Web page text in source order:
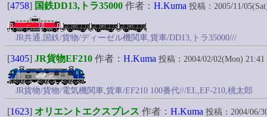
[4758] 国鉄DD13,トラ35000 作者： H.Kuma 投稿：2005/11/
JR共通,国鉄/貨物/ディーゼル機関車,貨車/DD13,トラ35000///
[3405] JR貨物EF210 作者： H.Kuma 投稿：2004/02/02(Mon) 21:41
JR貨物/貨物/電気機関車,貨車/EF210 100番代///EL,EF-210,桃太郎
[1623] オリエントエクスプレス 作者： H.Kuma 投稿：2004/06/